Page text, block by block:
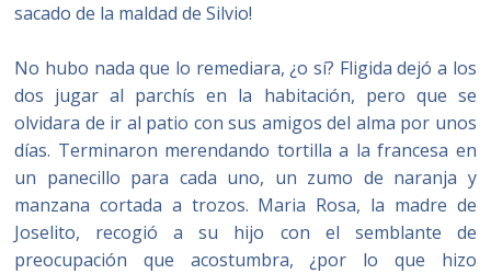
sacado de la maldad de Silvio!
No hubo nada que lo remediara, ¿o sí? Fligida dejó a los
dos jugar al parchís en la habitación, pero que se
olvidara de ir al patio con sus amigos del alma por unos
días. Terminaron merendando tortilla a la francesa en
un panecillo para cada uno, un zumo de naranja y
manzana cortada a trozos. Maria Rosa, la madre de
Joselito, recogió a su hijo con el semblante de
preocupación que acostumbra, ¿por lo que hizo